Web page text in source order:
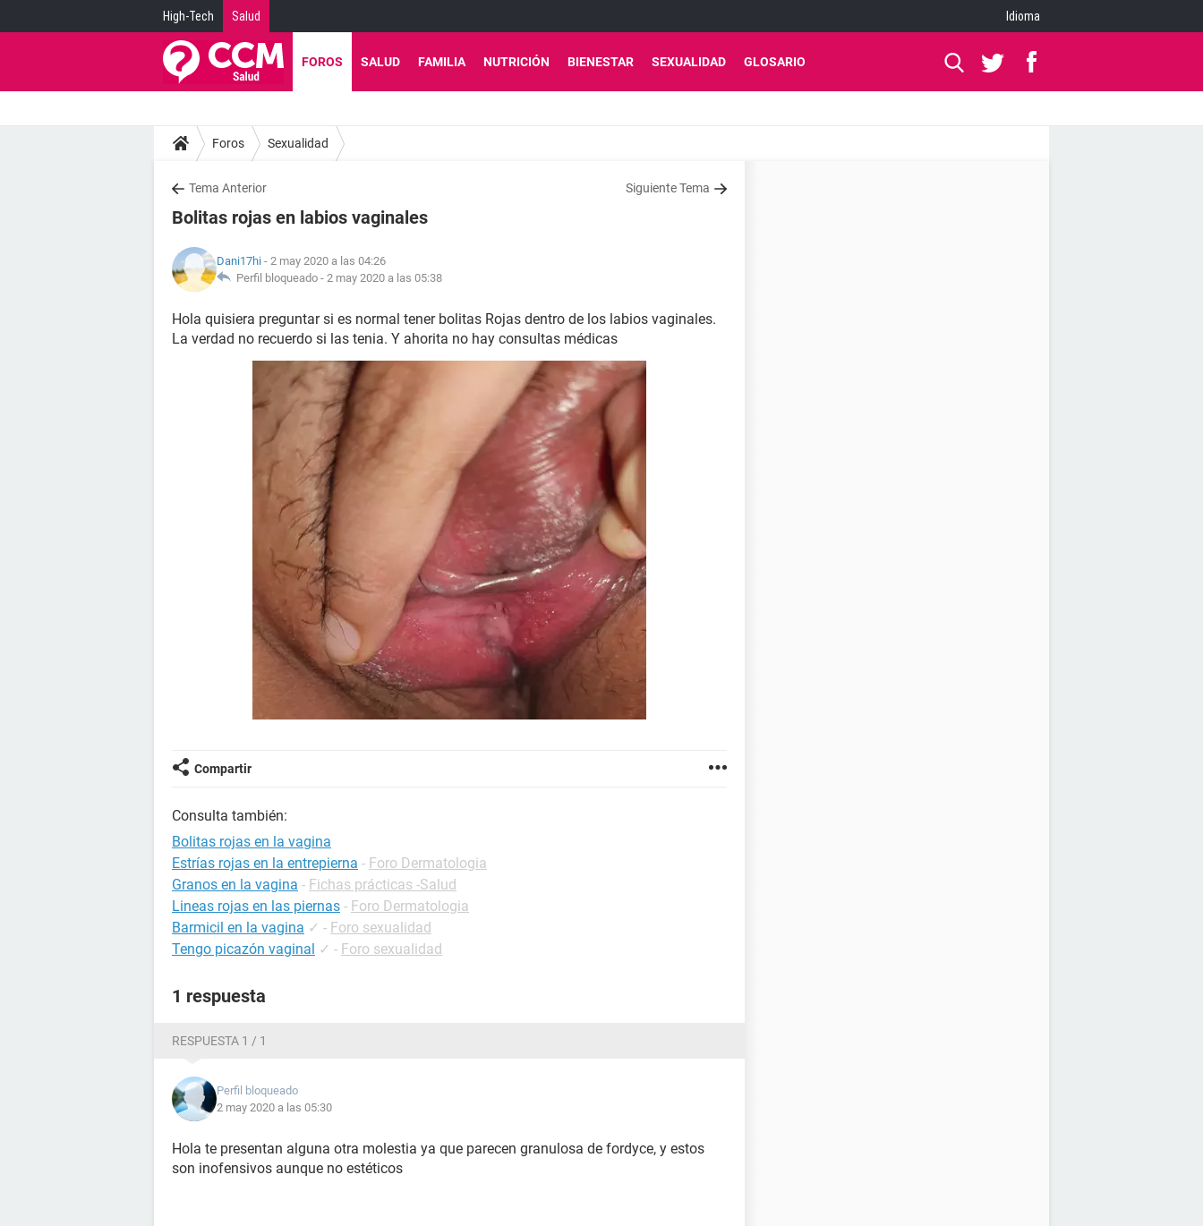
High-Tech Salud Idioma
FOROS SALUD FAMILIA NUTRICIÓN BIENESTAR SEXUALIDAD GLOSARIO
Foros Sexualidad
Tema Anterior Siguiente Tema
Bolitas rojas en labios vaginales
Dani17hi - 2 may 2020 a las 04:26
Perfil bloqueado - 2 may 2020 a las 05:38
Hola quisiera preguntar si es normal tener bolitas Rojas dentro de los labios vaginales.
La verdad no recuerdo si las tenia. Y ahorita no hay consultas médicas
Compartir
Consulta también:
Bolitas rojas en la vagina
Estrías rojas en la entrepierna - Foro Dermatologia
Granos en la vagina - Fichas prácticas -Salud
Lineas rojas en las piernas - Foro Dermatologia
Barmicil en la vagina ✓ - Foro sexualidad
Tengo picazón vaginal ✓ - Foro sexualidad
1 respuesta
RESPUESTA 1 / 1
Perfil bloqueado
2 may 2020 a las 05:30
Hola te presentan alguna otra molestia ya que parecen granulosa de fordyce, y estos
son inofensivos aunque no estéticos